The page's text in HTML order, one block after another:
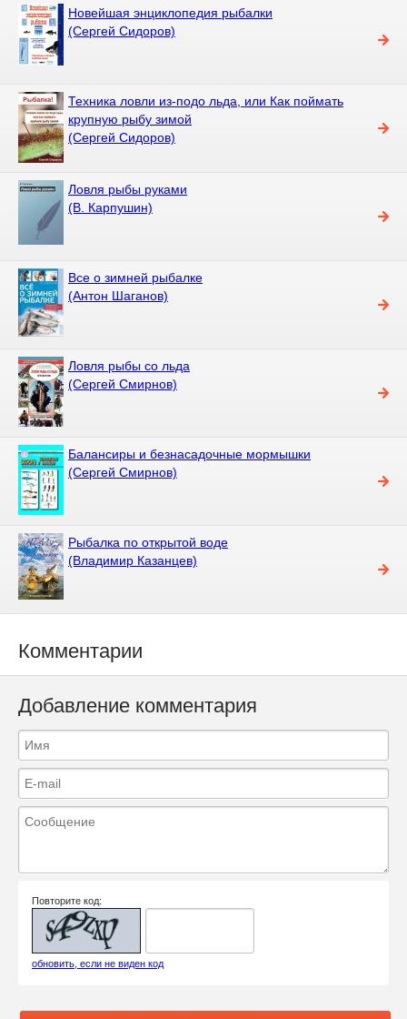
Новейшая энциклопедия рыбалки
(Сергей Сидоров)
Техника ловли из-подо льда, или Как поймать
крупную рыбу зимой
(Сергей Сидоров)
Ловля рыбы руками
(В. Карпушин)
Все о зимней рыбалке
(Антон Шаганов)
Ловля рыбы со льда
(Сергей Смирнов)
Балансиры и безнасадочные мормышки
(Сергей Смирнов)
Рыбалка по открытой воде
(Владимир Казанцев)
Комментарии
Добавление комментария
Повторите код:
обновить, если не виден код